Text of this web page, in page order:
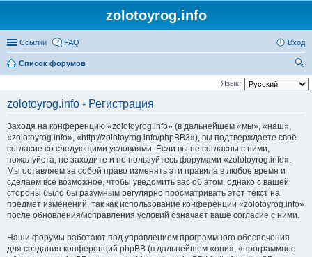
zolotoyrog.info
Ссылки FAQ Вход
Список форумов
ои
Язык:
zolotoyrog.info - Регистрация
Заходя на конференцию «zolotoyrog.info» (в дальнейшем «мы», «наш»,
«zolotoyrog.info», «http://zolotoyrog.info/phpBB3»), вы подтверждаете своё
согласие со следующими условиями. Если вы не согласны с ними,
пожалуйста, не заходите и не пользуйтесь форумами «zolotoyrog.info».
Мы оставляем за собой право изменять эти правила в любое время и
сделаем всё возможное, чтобы уведомить вас об этом, однако с вашей
стороны было бы разумным регулярно просматривать этот текст на
предмет изменений, так как использование конференции «zolotoyrog.info»
после обновления/исправления условий означает ваше согласие с ними.
Наши форумы работают под управлением программного обеспечения
для создания конференций phpBB (в дальнейшем «они», «программное